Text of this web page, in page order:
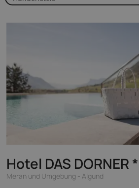
Hotel DAS DORNER
Meran und Umgebung - Algund